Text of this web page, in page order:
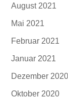
August 2021
Mai 2021
Februar 2021
Januar 2021
Dezember 2020
Oktober 2020